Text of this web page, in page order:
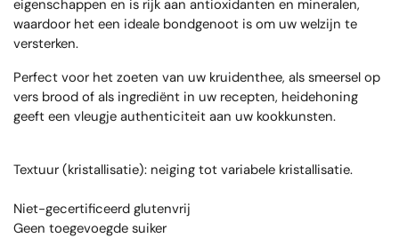
eigenschappen en is rijk aan antioxidanten en mineralen,
waardoor het een ideale bondgenoot is om uw welzijn te
versterken.
Perfect voor het zoeten van uw kruidenthee, als smeersel op
vers brood of als ingrediënt in uw recepten, heidehoning
geeft een vleugje authenticiteit aan uw kookkunsten.
Textuur (kristallisatie): neiging tot variabele kristallisatie.
Niet-gecertificeerd glutenvrij
Geen toegevoegde suiker